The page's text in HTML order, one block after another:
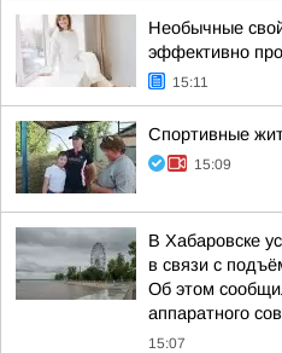
Необычные
эффективно
15:11
Спортивные
15:09
В Хабаровске
в связи с
Об этом
аппаратного
15:07